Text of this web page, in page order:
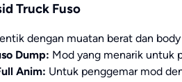
Truck Fuso
dengan muatan berat dan
Dump: Mod yang menarik untuk
Anim: Untuk penggemar mod